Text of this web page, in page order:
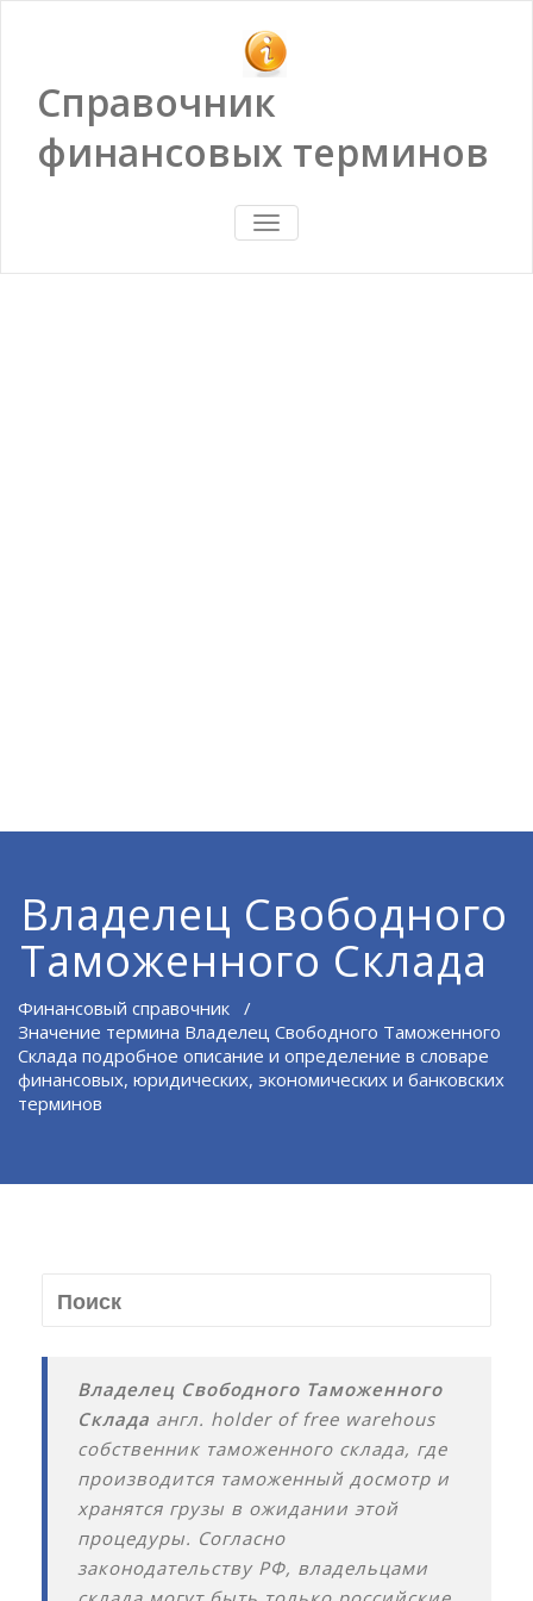
Справочник
финансовых терминов
ПОКАЗАТЬ/
СКРЫТЬ
Владелец Свободного
Таможенного Склада
Финансовый справочник /
Значение термина Владелец Свободного Таможенного
Склада подробное описание и определение в словаре
финансовых, юридических, экономических и банковских
терминов
Владелец Свободного Таможенного
Склада англ. holder of free warehous
собственник таможенного склада, где
производится таможенный досмотр и
хранятся грузы в ожидании этой
процедуры. Согласно
законодательству РФ, владельцами